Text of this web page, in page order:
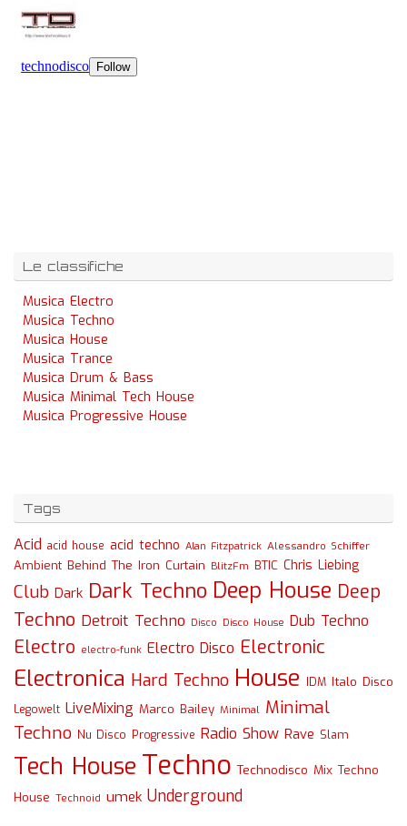
Le classifiche
Musica Electro
Musica Techno
Musica House
Musica Trance
Musica Drum & Bass
Musica Minimal Tech House
Musica Progressive House
Tags
Acid acid house acid techno Alan Fitzpatrick Alessandro Schiffer
Ambient Behind The Iron Curtain BlitzFm BTIC Chris Liebing
Club Dark Dark Techno Deep House Deep
Techno Detroit Techno Disco Disco House Dub Techno
Electro electro-funk Electro Disco Electronic
Electronica Hard Techno House IDM Italo Disco
Legowelt LiveMixing Marco Bailey Minimal Minimal
Techno Nu Disco Progressive Radio Show Rave Slam
Tech House Techno Technodisco Mix Techno
House Technoid umek Underground